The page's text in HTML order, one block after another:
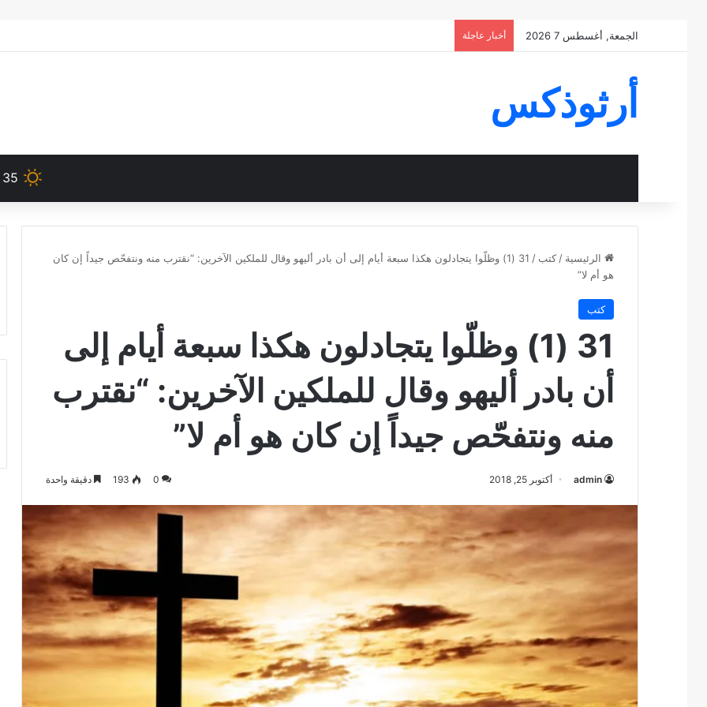
الجمعة, أغسطس 7 2026 أخبار عاجلة
أرثوذكس
35
الرئيسية / كتب /
31 (1) وظلّوا يتجادلون هكذا سبعة أيام إلى أن بادر أليهو وقال للملكين الآخرين: “نقترب منه ونتفحّص جيداً إن كان
هو أم لا”
كتب
31 (1) وظلّوا يتجادلون هكذا سبعة أيام إلى
أن بادر أليهو وقال للملكين الآخرين: “نقترب
منه ونتفحّص جيداً إن كان هو أم لا”
admin أكتوبر 25, 2018 0
193 دقيقة واحدة